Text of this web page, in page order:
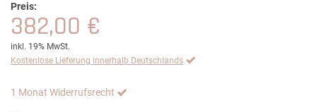
Preis:
382,00 €
inkl. 19% MwSt.
Kostenlose Lieferung innerhalb Deutschlands
1 Monat Widerrufsrecht